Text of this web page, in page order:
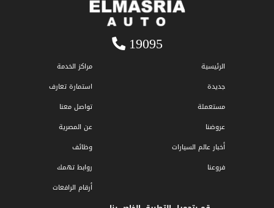
19095
الرئيسية
جديدة
مستعملة
عروضنا
أخبار عالم السيارات
فروعنا
مراكز الخدمة
استمارة تعارف
تواصل معنا
عن المصرية
وظائف
روابط تهمك
أرقام الرافعات